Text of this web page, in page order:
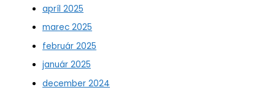
apríl 2025
marec 2025
február 2025
január 2025
december 2024